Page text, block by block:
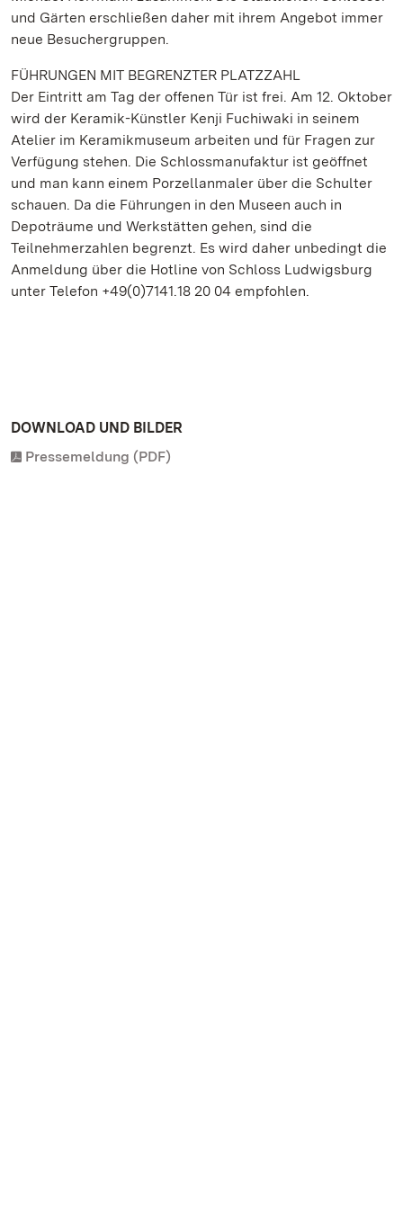
und Gärten erschließen daher mit ihrem Angebot immer
neue Besuchergruppen.
FÜHRUNGEN MIT BEGRENZTER PLATZZAHL
Der Eintritt am Tag der offenen Tür ist frei. Am 12. Oktober
wird der Keramik-Künstler Kenji Fuchiwaki in seinem
Atelier im Keramikmuseum arbeiten und für Fragen zur
Verfügung stehen. Die Schlossmanufaktur ist geöffnet
und man kann einem Porzellanmaler über die Schulter
schauen. Da die Führungen in den Museen auch in
Depoträume und Werkstätten gehen, sind die
Teilnehmerzahlen begrenzt. Es wird daher unbedingt die
Anmeldung über die Hotline von Schloss Ludwigsburg
unter Telefon +49(0)7141.18 20 04 empfohlen.
DOWNLOAD UND BILDER
Pressemeldung (PDF)